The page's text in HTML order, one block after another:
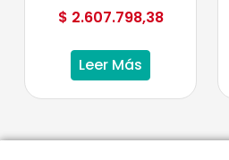
$ 2.607.798,38
Leer Más